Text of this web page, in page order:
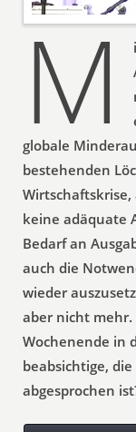
M
globale
bestehenden
keine adäquate
Bedarf an
auch die
wieder
aber nicht mehr.
Wochenende in
beabsichtige,
abgesprochen